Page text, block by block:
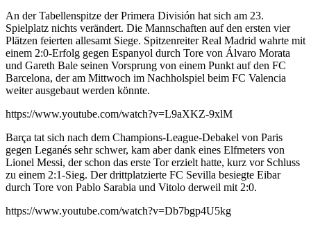
An der Tabellenspitze der Primera División hat sich am 23.
Spielplatz nichts verändert. Die Mannschaften auf den ersten vier
Plätzen feierten allesamt Siege. Spitzenreiter Real Madrid wahrte mit
einem 2:0-Erfolg gegen Espanyol durch Tore von Álvaro Morata
und Gareth Bale seinen Vorsprung von einem Punkt auf den FC
Barcelona, der am Mittwoch im Nachholspiel beim FC Valencia
weiter ausgebaut werden könnte.
https://www.youtube.com/watch?v=L9aXKZ-9xlM
Barça tat sich nach dem Champions-League-Debakel von Paris
gegen Leganés sehr schwer, kam aber dank eines Elfmeters von
Lionel Messi, der schon das erste Tor erzielt hatte, kurz vor Schluss
zu einem 2:1-Sieg. Der drittplatzierte FC Sevilla besiegte Eibar
durch Tore von Pablo Sarabia und Vitolo derweil mit 2:0.
https://www.youtube.com/watch?v=Db7bgp4U5kg